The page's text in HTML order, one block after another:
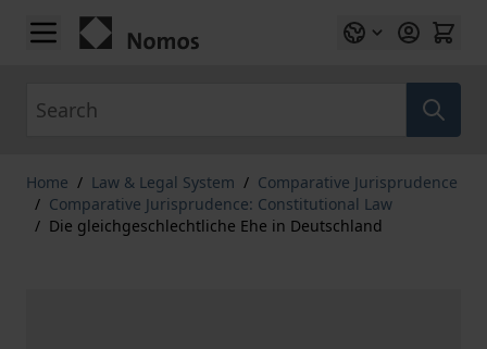
Skip to Content
Home / Law & Legal System / Comparative Jurisprudence
/ Comparative Jurisprudence: Constitutional Law
/ Die gleichgeschlechtliche Ehe in Deutschland